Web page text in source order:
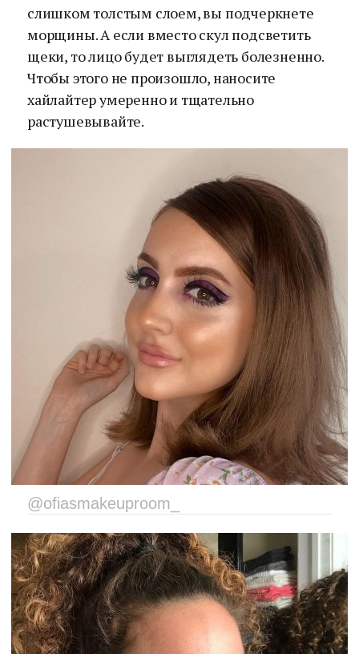
слишком толстым слоем, вы подчеркнете
морщины. А если вместо скул подсветить
щеки, то лицо будет выглядеть болезненно.
Чтобы этого не произошло, наносите
хайлайтер умеренно и тщательно
растушевывайте.
@ofiasmakeuproom_